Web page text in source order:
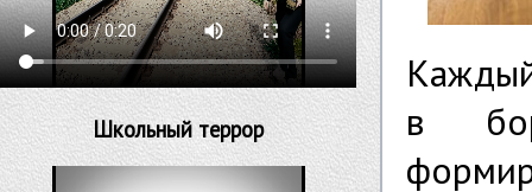
Школьный террор
в